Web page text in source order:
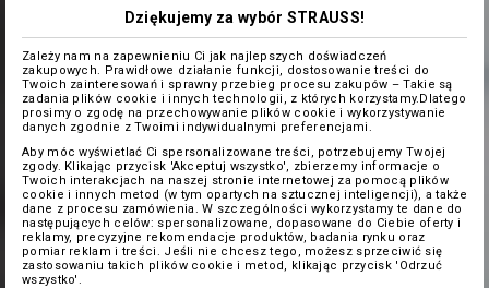
Dziękujemy za wybór STRAUSS!
Zależy nam na zapewnieniu Ci jak najlepszych doświadczeń
zakupowych. Prawidłowe działanie funkcji, dostosowanie treści do
Twoich zainteresowań i sprawny przebieg procesu zakupów – Takie są
zadania plików cookie i innych technologii, z których korzystamy.Dlatego
prosimy o zgodę na przechowywanie plików cookie i wykorzystywanie
danych zgodnie z Twoimi indywidualnymi preferencjami.
Aby móc wyświetlać Ci spersonalizowane treści, potrzebujemy Twojej
zgody. Klikając przycisk 'Akceptuj wszystko', zbierzemy informacje o
Twoich interakcjach na naszej stronie internetowej za pomocą plików
cookie i innych metod (w tym opartych na sztucznej inteligencji), a także
dane z procesu zamówienia. W szczególności wykorzystamy te dane do
następujących celów: spersonalizowane, dopasowane do Ciebie oferty i
reklamy, precyzyjne rekomendacje produktów, badania rynku oraz
pomiar reklam i treści. Jeśli nie chcesz tego, możesz sprzeciwić się
zastosowaniu takich plików cookie i metod, klikając przycisk 'Odrzuć
wszystko'.